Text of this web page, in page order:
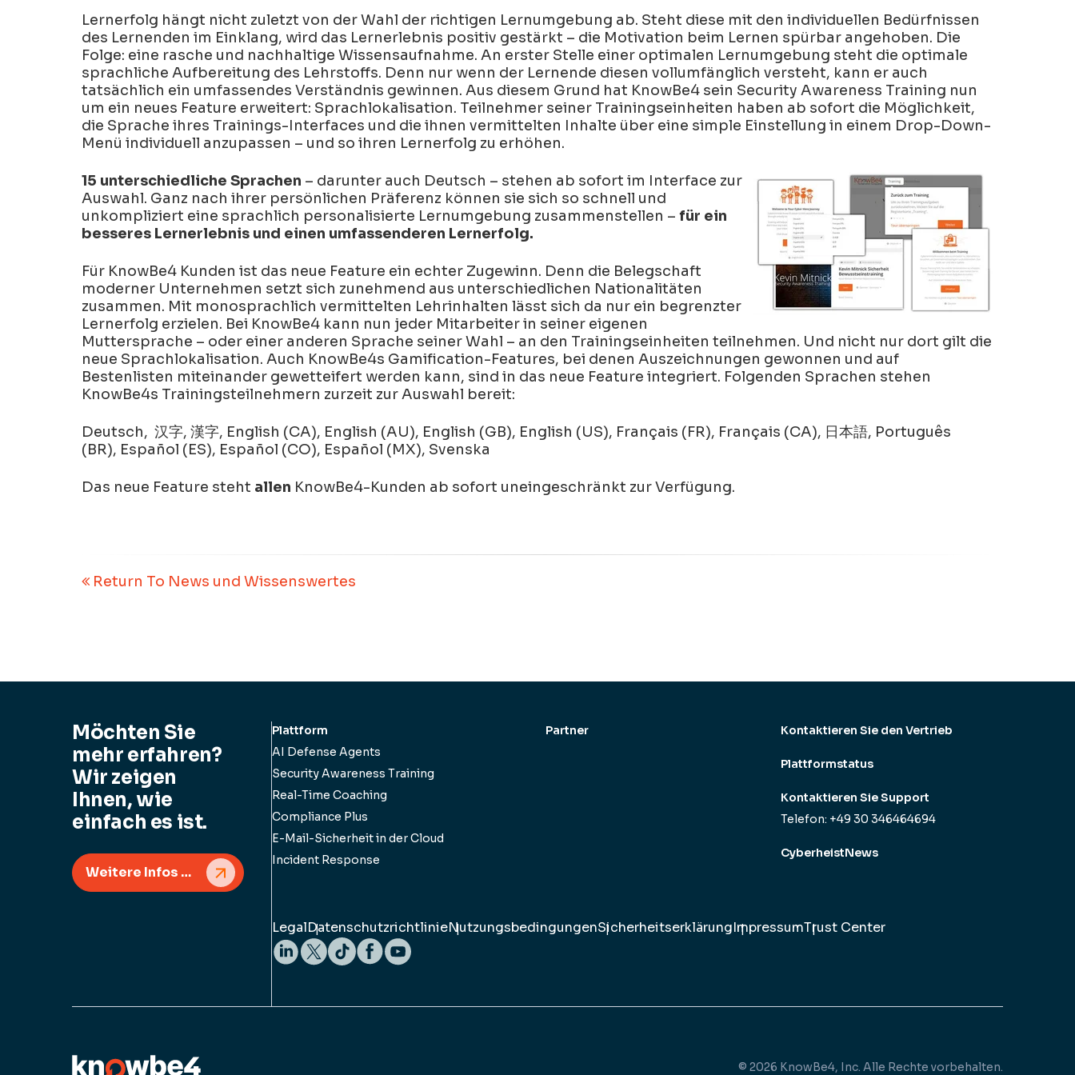
SICHERHEIT BEI DER
ZUSAMMENARBEIT
E-Mail-Sicherheit in der Cloud
Incident Response
SICHERHEIT VON KI-AGENTEN
Von Social Engineering bis hin zu
Prompt Injection – schützen Sie
sowohl Ihre Mitarbeitenden als auch
Ihre KI-Agenten.
Los geht’s
Roadmap zur Stärkung der
Personalebene.
Assessment starten
Unternehmens.
Jetzt herunterladen
PARTNER WERDEN
Lernerfolg hängt nicht zuletzt von der Wahl der richtigen Lernumgebung ab. Steht diese mit den individuellen Bedürfnissen
des Lernenden im Einklang, wird das Lernerlebnis positiv gestärkt – die Motivation beim Lernen spürbar angehoben. Die
Folge: eine rasche und nachhaltige Wissensaufnahme. An erster Stelle einer optimalen Lernumgebung steht die optimale
sprachliche Aufbereitung des Lehrstoffs. Denn nur wenn der Lernende diesen vollumfänglich versteht, kann er auch
tatsächlich ein umfassendes Verständnis gewinnen. Aus diesem Grund hat KnowBe4 sein Security Awareness Training nun
um ein neues Feature erweitert: Sprachlokalisation. Teilnehmer seiner Trainingseinheiten haben ab sofort die Möglichkeit,
die Sprache ihres Trainings-Interfaces und die ihnen vermittelten Inhalte über eine simple Einstellung in einem Drop-Down-
Menü individuell anzupassen – und so ihren Lernerfolg zu erhöhen.
15 unterschiedliche Sprachen – darunter auch Deutsch – stehen ab sofort im Interface zur
Auswahl. Ganz nach ihrer persönlichen Präferenz können sie sich so schnell und
unkompliziert eine sprachlich personalisierte Lernumgebung zusammenstellen – für ein
besseres Lernerlebnis und einen umfassenderen Lernerfolg.
Für KnowBe4 Kunden ist das neue Feature ein echter Zugewinn. Denn die Belegschaft
moderner Unternehmen setzt sich zunehmend aus unterschiedlichen Nationalitäten
zusammen. Mit monosprachlich vermittelten Lehrinhalten lässt sich da nur ein begrenzter
Lernerfolg erzielen. Bei KnowBe4 kann nun jeder Mitarbeiter in seiner eigenen
Muttersprache – oder einer anderen Sprache seiner Wahl – an den Trainingseinheiten teilnehmen. Und nicht nur dort gilt die
neue Sprachlokalisation. Auch KnowBe4s Gamification-Features, bei denen Auszeichnungen gewonnen und auf
Bestenlisten miteinander gewetteifert werden kann, sind in das neue Feature integriert. Folgenden Sprachen stehen
KnowBe4s Trainingsteilnehmern zurzeit zur Auswahl bereit:
Deutsch, 汉字, 漢字, English (CA), English (AU), English (GB), English (US), Français (FR), Français (CA), 日本語, Português
(BR), Español (ES), Español (CO), Español (MX), Svenska
Das neue Feature steht allen KnowBe4-Kunden ab sofort uneingeschränkt zur Verfügung.
Return To News und Wissenswertes
Möchten Sie
mehr erfahren?
Wir zeigen
Ihnen, wie
einfach es ist.
Weitere Infos anfordem
Plattform
AI Defense Agents
Security Awareness Training
Real-Time Coaching
Compliance Plus
E-Mail-Sicherheit in der Cloud
Incident Response
Partner Kontaktieren Sie den Vertrieb
Plattformstatus
Kontaktieren Sie Support
Telefon: +49 30 346464694
CyberheistNews
LegalDatenschutzrichtlinieNutzungsbedingungenSicherheitserklärungImpressumTrust Center
© 2026 KnowBe4, Inc. Alle Rechte vorbehalten.